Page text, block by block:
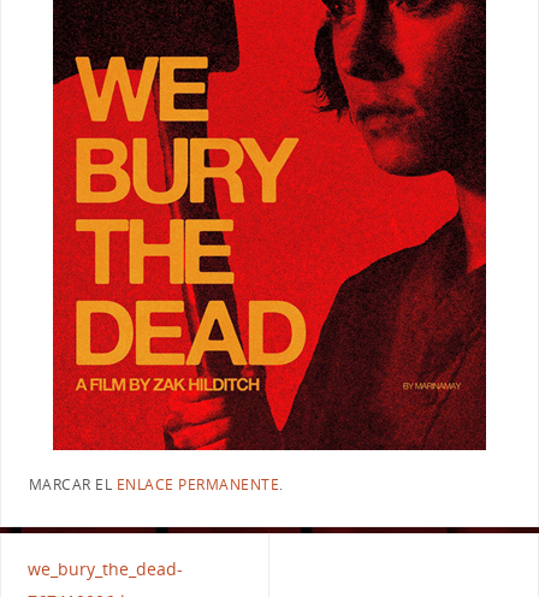
MARCAR EL ENLACE PERMANENTE.
we_bury_the_dead-